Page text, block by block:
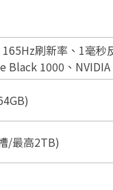
刷新率、1毫
Black 1000、NVIDIA
/最高2TB)